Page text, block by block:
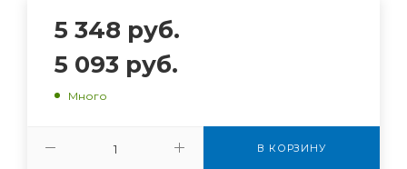
5 348 руб.
5 093 руб.
Много
В КОРЗИНУ